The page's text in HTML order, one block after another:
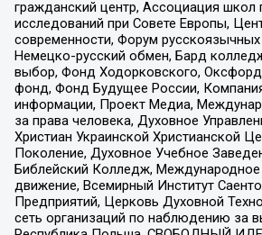
гражданский центр, Ассоциация школ
исследований при Совете Европы,
современности, Форум русскоязычных
Немецко-русский обмен, Бард
выбор, Фонд Ходорковского,
фонд, Фонд Будущее России,
информации, Проект Медиа,
за права человека, Духовное
Христиан Украинской Христианской
Поколение, Духовное Учебное
Библейский Колледж, Международное
движение, Всемирный Институт
Предприятий, Церковь Духовной
сеть организаций по наблюдению за